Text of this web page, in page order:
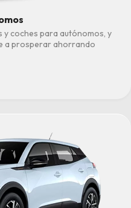
coches para autónomos, y
a prosperar ahorrando